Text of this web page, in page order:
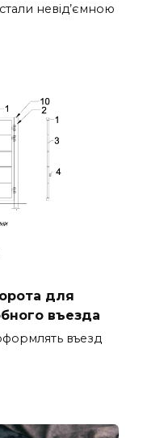
невід’ємною
для
въезда
въезд